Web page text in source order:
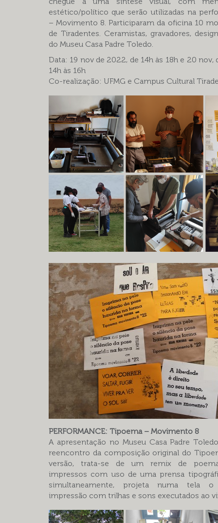
estético/político que serão utilizadas na
– Movimento 8. Participaram da oficina 10
de Tiradentes. Ceramistas, gravadores,
do Museu Casa Padre Toledo.
Data: 19 nov de 2022, de 14h às 18h e 20 nov,
14h às 16h
Co-realização: UFMG e Campus Cultural
PERFORMANCE: Tipoema – Movimento 8
A apresentação no Museu Casa Padre
reencontro da composição original do
versão, trata-se de um remix de
impressos com uso de uma prensa
simultaneamente, projeta numa tela
impressão com trilhas e sons executados ao